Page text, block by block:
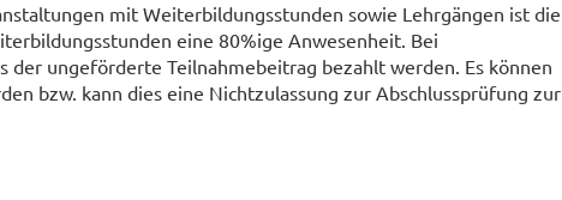
mit Weiterbildungsstunden sowie Lehrgängen ist die
eine 80%ige Anwesenheit. Bei
ungeförderte Teilnahmebeitrag bezahlt werden. Es können
bzw. kann dies eine Nichtzulassung zur Abschlussprüfung zur